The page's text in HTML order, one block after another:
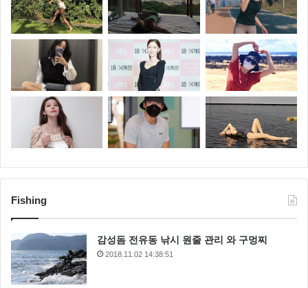
Fishing
감성돔 전유동 낚시 원줄 관리 와 구멍찌
2018.11.02 14:38:51